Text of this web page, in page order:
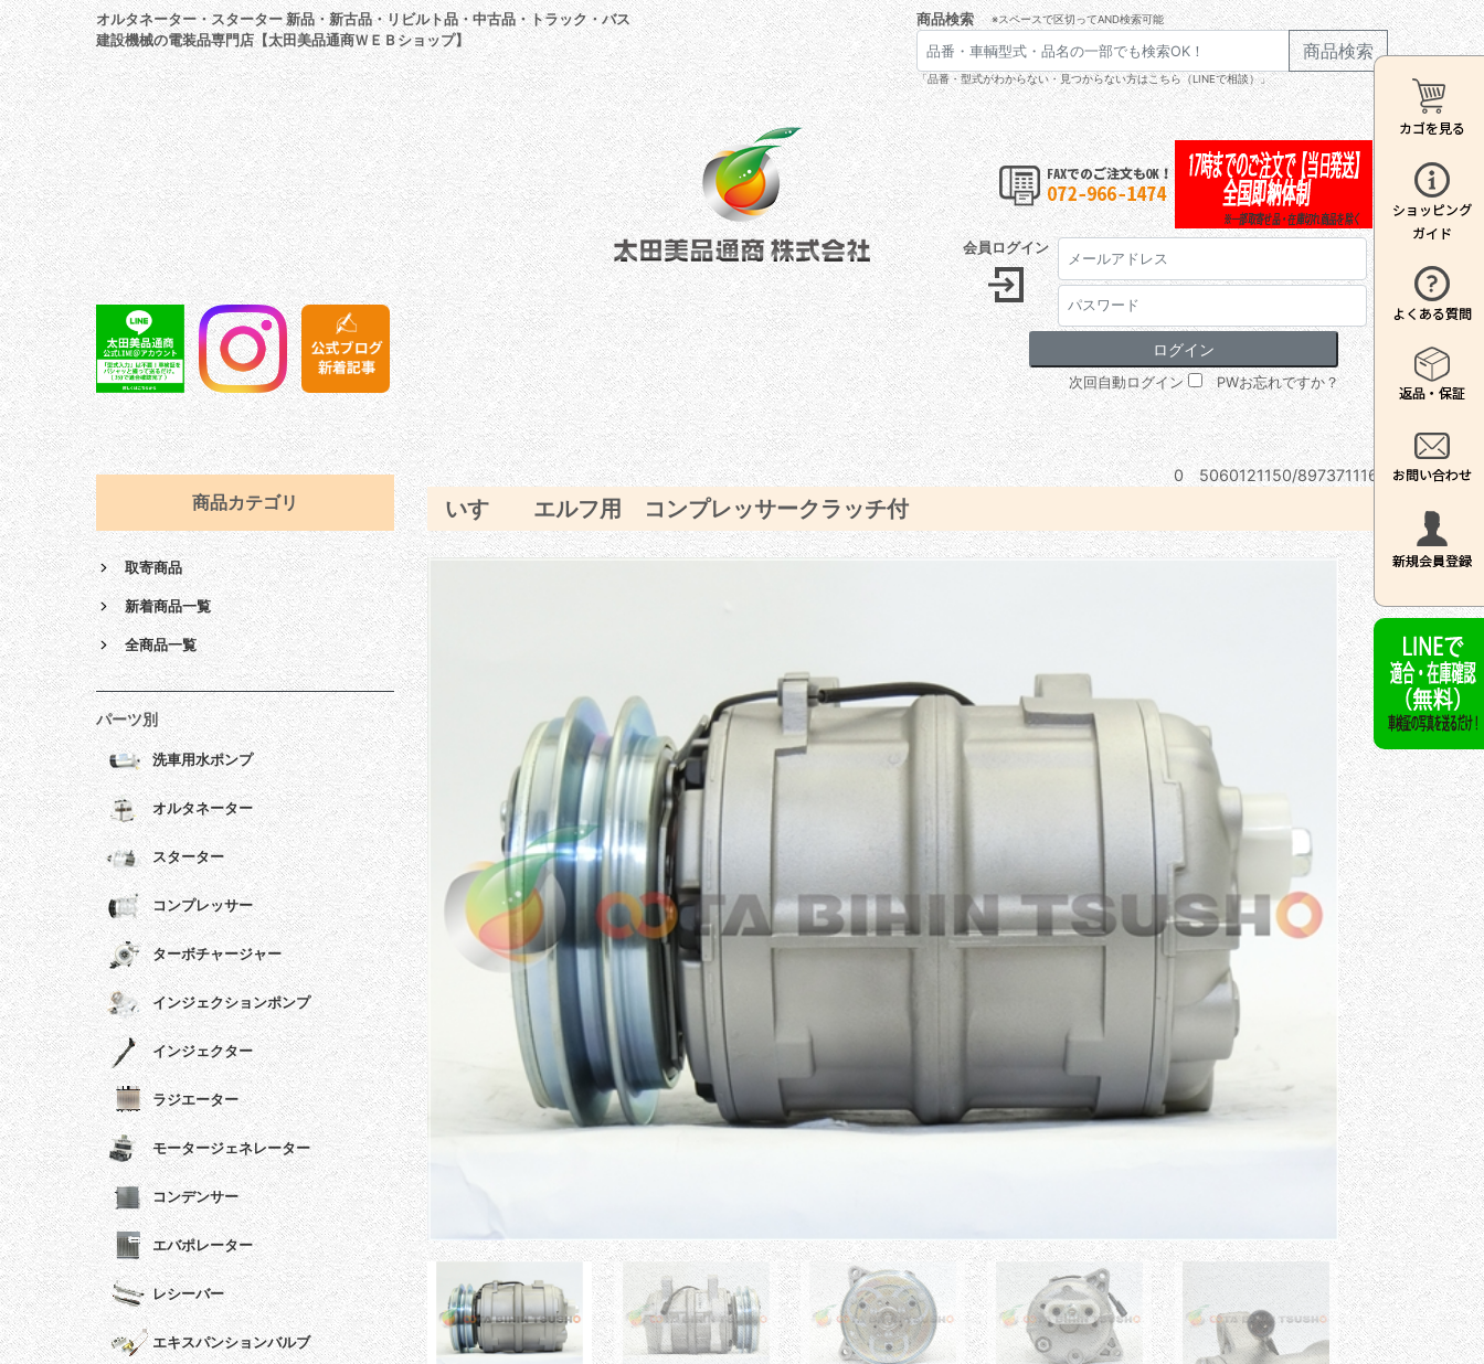
オルタネーター・スターター 新品・新古品・リビルト品・中古品・トラック・バス
建設機械の電装品専門店【太田美品通商ＷＥＢショップ】
商品検索 ※スペースで区切ってAND検索可能
商品検索
「品番・型式がわからない・見つからない方はこちら（LINEで相談）」
会員ログイン
次回自動ログイン PWお忘れですか？
0 5060121150/8973711160
いすゞ エルフ用 コンプレッサークラッチ付
商品カテゴリ
取寄商品
新着商品一覧
全商品一覧
パーツ別
洗車用水ポンプ
オルタネーター
スターター
コンプレッサー
ターボチャージャー
インジェクションポンプ
インジェクター
ラジエーター
モータージェネレーター
コンデンサー
エバポレーター
レシーバー
エキスパンションバルブ